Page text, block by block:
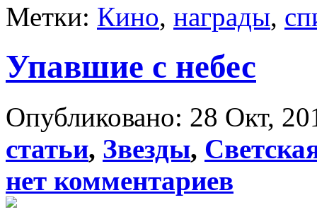
Метки: Кино, награды,
Упавшие с небес
Опубликовано: 28 Окт,
статьи, Звезды,
нет комментариев